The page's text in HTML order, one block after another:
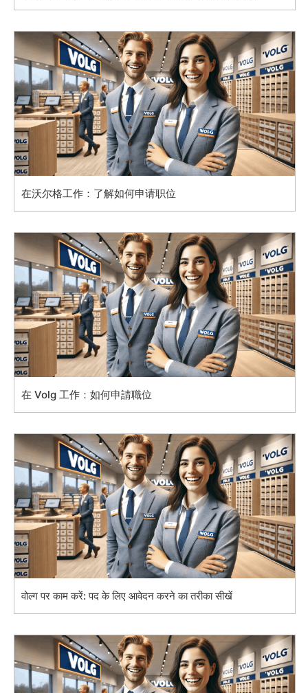
在沃尔格工作：了解如何申请职位
在 Volg 工作：如何申請職位
वोल्ग पर काम करें: पद के लिए आवेदन करने का तरीका सीखें